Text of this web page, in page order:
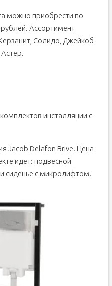
можно приобрести по
Ассортимент
Солидо, Джейкоб
инсталляции с
Jacob Delafon Brive. Цена
идет: подвесной
сиденье с микролифтом.